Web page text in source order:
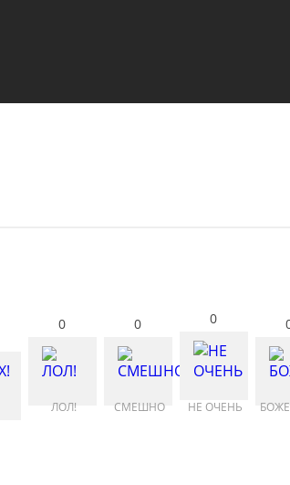
0
ЛОЛ!
0
СМЕШНО
0
НЕ ОЧЕНЬ